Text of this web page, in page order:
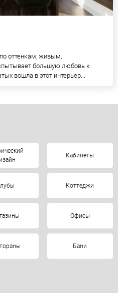
оттенкам, живым,
большую любовь к
вошла в этот интерьер...
Кабинеты
Коттеджи
Офисы
Бани